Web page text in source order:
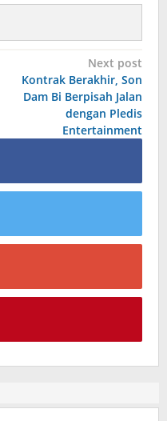
Next post
Kontrak Berakhir, Son
Dam Bi Berpisah Jalan
dengan Pledis
Entertainment